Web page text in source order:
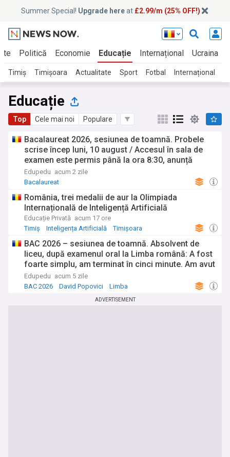
Summer Special! Upgrade hereat £2.99/m (25% OFF!)
Politică Economie Educație Internațional Ucraina
Timiș Timișoara Actualitate Sport Fotbal Internațional
Educație
Top Cele mai noi Populare
Bacalaureat 2026, sesiunea de toamnă. Probele
scrise încep luni, 10 august / Accesul în sala de
examen este permis până la ora 8:30, anunță
Ministerul Educației
Edupedu acum 2 zile
Bacalaureat
România, trei medalii de aur la Olimpiada
Internațională de Inteligență Artificială
Educație Privată acum 17 ore
Timiș
Inteligența Artificială Timișoara
BAC 2026 – sesiunea de toamnă. Absolvent de
liceu, după examenul oral la Limba română: A fost
foarte simplu, am terminat în cinci minute. Am avut
un text legat de David Popovici
Edupedu acum 5 zile
BAC 2026
David Popovici Limba
ADVERTISEMENT